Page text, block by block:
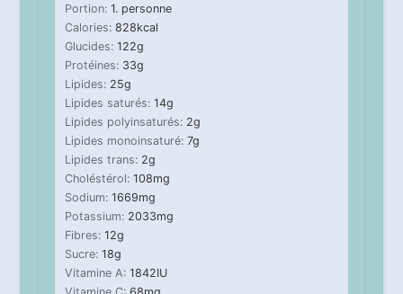
Portion: 1. personne
Calories: 828kcal
Glucides: 122g
Protéines: 33g
Lipides: 25g
Lipides saturés: 14g
Lipides polyinsaturés: 2g
Lipides monoinsaturé: 7g
Lipides trans: 2g
Choléstérol: 108mg
Sodium: 1669mg
Potassium: 2033mg
Fibres: 12g
Sucre: 18g
Vitamine A: 1842IU